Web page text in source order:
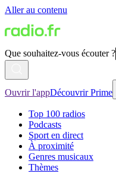
Aller au contenu
Que souhaitez-vous écouter ?
Ouvrir l'appDécouvrir Prime
Top 100 radios
Podcasts
Sport en direct
À proximité
Genres musicaux
Thèmes